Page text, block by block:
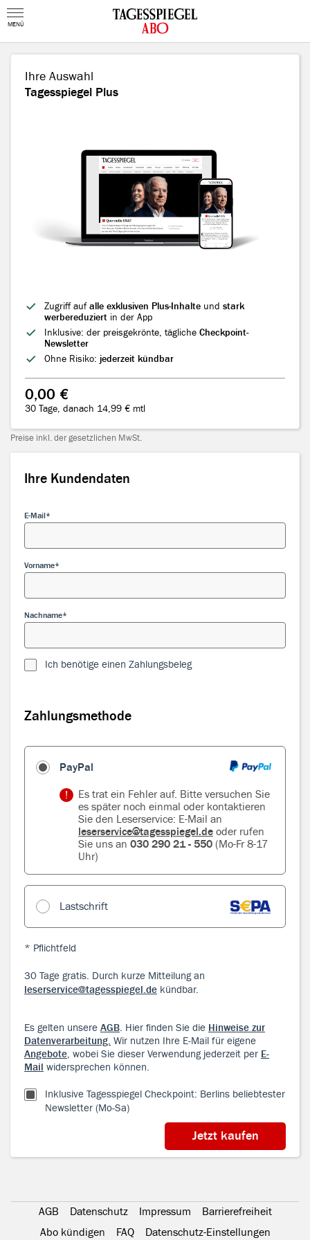
MENÜ
Ihre Auswahl
Tagesspiegel Plus
Zugriff aufalle exklusiven Plus-Inhalte und stark
werbereduziert in der App
Inklusive: der preisgekrönte, tägliche Checkpoint-
Newsletter
Ohne Risiko: jederzeit kündbar
0,00 €
30 Tage, danach 14,99 € mtl
Preise inkl. der gesetzlichen MwSt.
Ihre Kundendaten
E-Mail
Vorname
Nachname
Ich benötige einen Zahlungsbeleg
Zahlungsmethode
PayPal
Es trat ein Fehler auf. Bitte versuchen Sie
es später noch einmal oder kontaktieren
Sie den Leserservice: E-Mail an
leserservice@tagesspiegel.de oder rufen
Sie uns an 030 290 21 - 550 (Mo-Fr 8-17
Uhr)
Lastschrift
* Pflichtfeld
30 Tage gratis. Durch kurze Mitteilung an
leserservice@tagesspiegel.de kündbar.
Es gelten unsere AGB. Hier finden Sie die Hinweise zur
Datenverarbeitung. Wir nutzen Ihre E-Mail für eigene
Angebote, wobei Sie dieser Verwendung jederzeit per E-
Mail widersprechen können.
Inklusive Tagesspiegel Checkpoint: Berlins beliebtester
Newsletter (Mo-Sa)
AGB Datenschutz Impressum
Barrierefreiheit
Abo kündigen
FAQ Datenschutz-Einstellungen